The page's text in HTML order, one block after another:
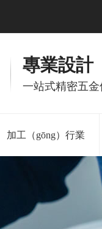
專業設計
一站式精密五
加工（gōng）行業